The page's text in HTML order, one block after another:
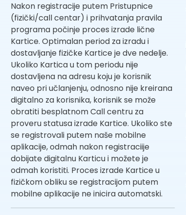
Nakon registracije putem Pristupnice
(fizički/call centar) i prihvatanja pravila
programa počinje proces izrade lične
Kartice. Optimalan period za izradu i
dostavljanje fizičke Kartice je dve nedelje.
Ukoliko Kartica u tom periodu nije
dostavljena na adresu koju je korisnik
naveo pri učlanjenju, odnosno nije kreirana
digitalno za korisnika, korisnik se može
obratiti besplatnom Call centru za
proveru statusa izrade Kartice. Ukoliko ste
se registrovali putem naše mobilne
aplikacije, odmah nakon registraciije
dobijate digitalnu Karticu i možete je
odmah koristiti. Proces izrade Kartice u
fizičkom obliku se registracijom putem
mobilne aplikacije ne inicira automatski.